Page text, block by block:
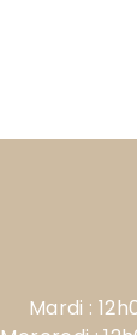
Mardi :